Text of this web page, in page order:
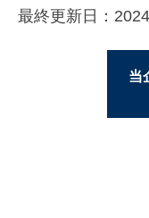
最終更新日：
当